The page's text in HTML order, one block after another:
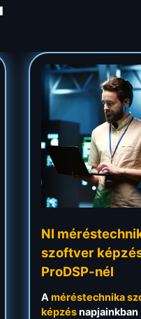
NI
szoftver
ProDSP-nél
A méréstechnika
képzésnapjainkban